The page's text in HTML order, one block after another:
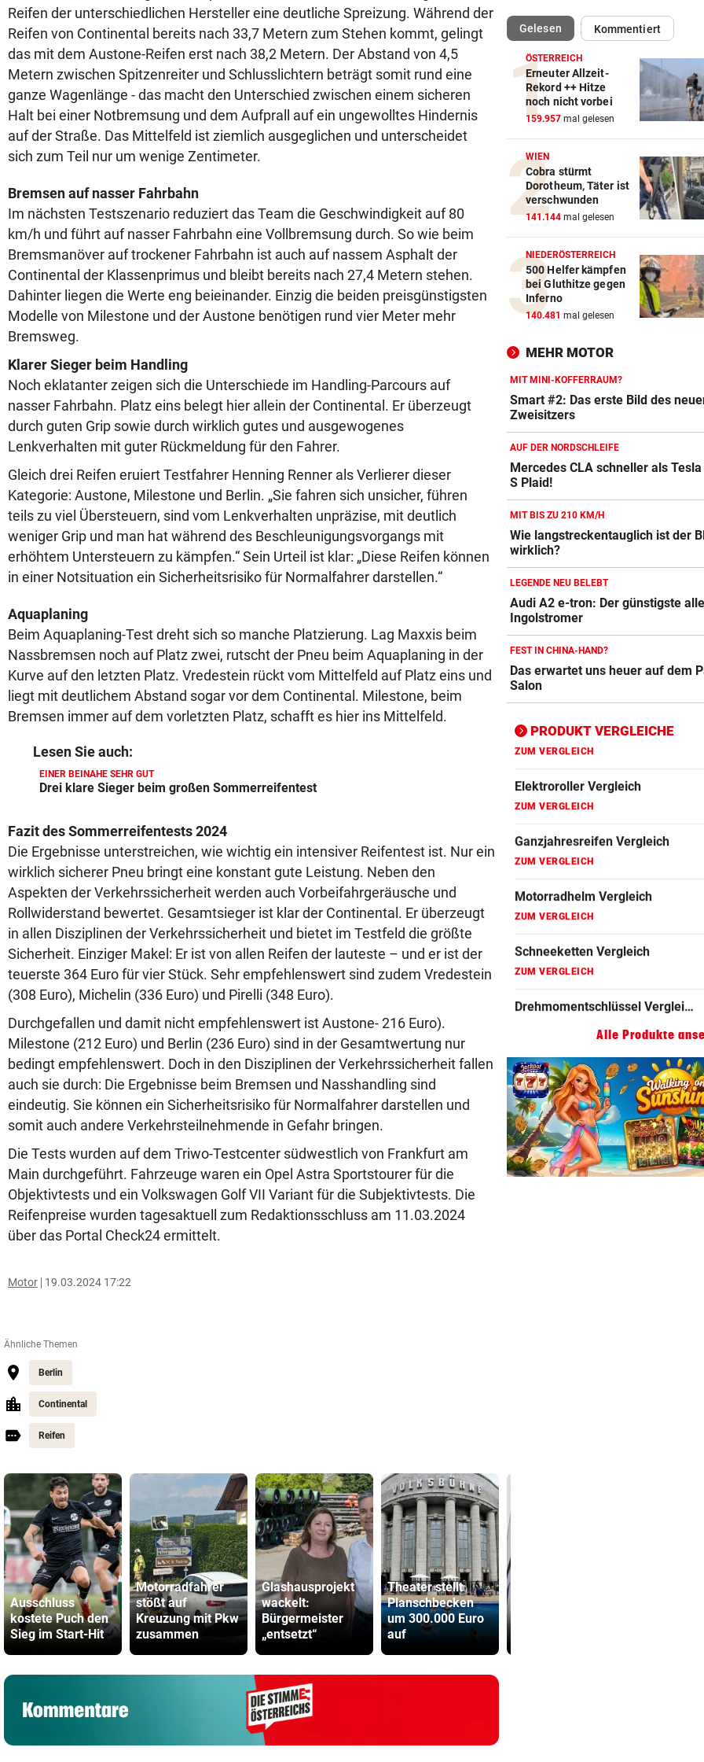
Reifen der unterschiedlichen Hersteller eine deutliche Spreizung. Während der
Reifen von Continental bereits nach 33,7 Metern zum Stehen kommt, gelingt
das mit dem Austone-Reifen erst nach 38,2 Metern. Der Abstand von 4,5
Metern zwischen Spitzenreiter und Schlusslichtern beträgt somit rund eine
ganze Wagenlänge - das macht den Unterschied zwischen einem sicheren
Halt bei einer Notbremsung und dem Aufprall auf ein ungewolltes Hindernis
auf der Straße. Das Mittelfeld ist ziemlich ausgeglichen und unterscheidet
sich zum Teil nur um wenige Zentimeter.
Bremsen auf nasser Fahrbahn
Im nächsten Testszenario reduziert das Team die Geschwindigkeit auf 80
km/h und führt auf nasser Fahrbahn eine Vollbremsung durch. So wie beim
Bremsmanöver auf trockener Fahrbahn ist auch auf nassem Asphalt der
Continental der Klassenprimus und bleibt bereits nach 27,4 Metern stehen.
Dahinter liegen die Werte eng beieinander. Einzig die beiden preisgünstigsten
Modelle von Milestone und der Austone benötigen rund vier Meter mehr
Bremsweg.
Klarer Sieger beim Handling
Noch eklatanter zeigen sich die Unterschiede im Handling-Parcours auf
nasser Fahrbahn. Platz eins belegt hier allein der Continental. Er überzeugt
durch guten Grip sowie durch wirklich gutes und ausgewogenes
Lenkverhalten mit guter Rückmeldung für den Fahrer.
Gleich drei Reifen eruiert Testfahrer Henning Renner als Verlierer dieser
Kategorie: Austone, Milestone und Berlin. „Sie fahren sich unsicher, führen
teils zu viel Übersteuern, sind vom Lenkverhalten unpräzise, mit deutlich
weniger Grip und man hat während des Beschleunigungsvorgangs mit
erhöhtem Untersteuern zu kämpfen.“ Sein Urteil ist klar: „Diese Reifen können
in einer Notsituation ein Sicherheitsrisiko für Normalfahrer darstellen.“
Aquaplaning
Beim Aquaplaning-Test dreht sich so manche Platzierung. Lag Maxxis beim
Nassbremsen noch auf Platz zwei, rutscht der Pneu beim Aquaplaning in der
Kurve auf den letzten Platz. Vredestein rückt vom Mittelfeld auf Platz eins und
liegt mit deutlichem Abstand sogar vor dem Continental. Milestone, beim
Bremsen immer auf dem vorletzten Platz, schafft es hier ins Mittelfeld.
Lesen Sie auch:
EINER BEINAHE SEHR GUT
Drei klare Sieger beim großen Sommerreifentest
Fazit des Sommerreifentests 2024
Die Ergebnisse unterstreichen, wie wichtig ein intensiver Reifentest ist. Nur ein
wirklich sicherer Pneu bringt eine konstant gute Leistung. Neben den
Aspekten der Verkehrssicherheit werden auch Vorbeifahrgeräusche und
Rollwiderstand bewertet. Gesamtsieger ist klar der Continental. Er überzeugt
in allen Disziplinen der Verkehrssicherheit und bietet im Testfeld die größte
Sicherheit. Einziger Makel: Er ist von allen Reifen der lauteste – und er ist der
teuerste 364 Euro für vier Stück. Sehr empfehlenswert sind zudem Vredestein
(308 Euro), Michelin (336 Euro) und Pirelli (348 Euro).
Durchgefallen und damit nicht empfehlenswert ist Austone- 216 Euro).
Milestone (212 Euro) und Berlin (236 Euro) sind in der Gesamtwertung nur
bedingt empfehlenswert. Doch in den Disziplinen der Verkehrssicherheit fallen
auch sie durch: Die Ergebnisse beim Bremsen und Nasshandling sind
eindeutig. Sie können ein Sicherheitsrisiko für Normalfahrer darstellen und
somit auch andere Verkehrsteilnehmende in Gefahr bringen.
Die Tests wurden auf dem Triwo-Testcenter südwestlich von Frankfurt am
Main durchgeführt. Fahrzeuge waren ein Opel Astra Sportstourer für die
Objektivtests und ein Volkswagen Golf VII Variant für die Subjektivtests. Die
Reifenpreise wurden tagesaktuell zum Redaktionsschluss am 11.03.2024
über das Portal Check24 ermittelt.
Motor 19.03.2024 17:22
Ähnliche Themen
Berlin
Continental
Reifen
Ausschluss
kostete Puch den
Sieg im Start-Hit
Motorradfahrer
stößt auf
Kreuzung mit Pkw
zusammen
Glashausprojekt
wackelt:
Bürgermeister
„entsetzt“
Theater stellt
Planschbecken
um 300.000 Euro
auf
„IHR SEID DER HAMMER!“
Feuerwehr befreite Kalb aus
misslicher Lage
FUSSBALL-FANS FEIERN vor
Hochgefühle dank
eines Kult-Sponsors
LIEFERING VERLIERT vor
Enttäuschende Zweitliga-
Rückkehr nach Grödig
2. LIGA – 2. RUNDE
Fehlstart komplett! Nächste
für St. Pölten
WANDERER AUSGEFLOGEN vor
Dramatik im Valser Tal
IN GREENSBORO
Straka verpasst bei PGA-
den Cut vorzeitig
SCHRIEB WM-GESCHICHTE vor
Bayern kassiert Millionen –
Transfer-Clou
Gelesen(ausgewählt)Kommentiert
ÖSTERREICH
Erneuter Allzeit-
Rekord ++ Hitze
noch nicht vorbei
159.957 mal gelesen
WIEN
Cobra stürmt
Dorotheum, Täter ist
verschwunden
141.144 mal gelesen
NIEDERÖSTERREICH
500 Helfer kämpfen
bei Gluthitze gegen
Inferno
140.481 mal gelesen
MEHR MOTOR
MIT MINI-KOFFERRAUM?
Smart #2: Das erste Bild des
Zweisitzers
AUF DER NORDSCHLEIFE
Mercedes CLA schneller als
S Plaid!
MIT BIS ZU 210 KM/H
Wie langstreckentauglich ist der
wirklich?
LEGENDE NEU BELEBT
Audi A2 e-tron: Der günstigste
Ingolstromer
FEST IN CHINA-HAND?
Das erwartet uns heuer auf dem
Salon
PRODUKT VERGLEICHE
Autobatterie Vergleich
ZUM VERGLEICH
Winterreifen Vergleich
Wagenheber Vergleich
ZUM VERGLEICH
Elektroroller Vergleich
ZUM VERGLEICH
Ganzjahresreifen Vergleich
ZUM VERGLEICH
Motorradhelm Vergleich
ZUM VERGLEICH
Schneeketten Vergleich
ZUM VERGLEICH
ZUM VERGLEICH
Autokredit Vergleich
ZUM VERGLEICH
Kompressor Vergleich
ZUM VERGLEICH
Alle Produkte